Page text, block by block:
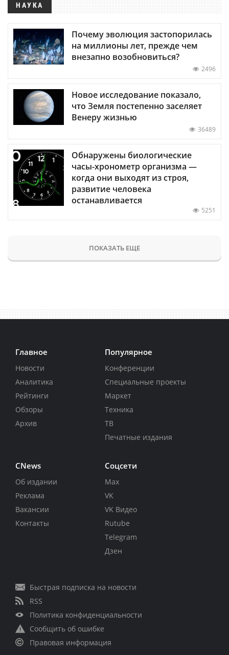
НАУКА
Почему эволюция застопорилась
на миллионы лет, прежде чем
внезапно возобновиться?
2496
Новое исследование показало,
что Земля постепенно заселяет
Венеру жизнью
36489
Обнаружены биологические
часы-хронометр организма —
когда они выходят из строя,
развитие человека
останавливается
5251
ПОКАЗАТЬ ЕЩЕ
Главное
Новости
Аналитика
Рейтинги
Обзоры
Архив
Популярное
Конференции
Специальные проекты
Маркет
Техника
ТВ
Печатные издания
CNews
Об издании
Реклама
Вакансии
Контакты
Соцсети
Max
VK
VK Видео
Rutube
Telegram
Дзен
Быстрая подписка на новости
RSS
Политика конфиденциальности
Сообщить об ошибке
Правовая информация